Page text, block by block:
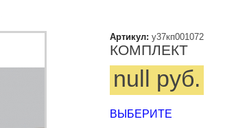
Артикул: у37кп001072
КОМПЛЕКТ
null руб.
ВЫБЕРИТЕ